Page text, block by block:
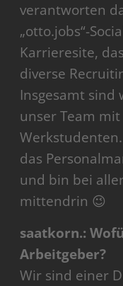
verantworten
„otto.jobs“-
Karrieresite,
diverse
Insgesamt sind
unser Team
das
und bin bei
mittendrin 😉
saatkorn.:
Arbeitgeber?
Wir sind einer